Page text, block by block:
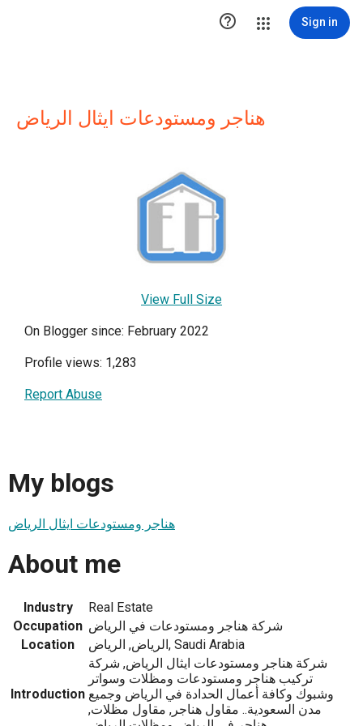
 Sign in
هناجر ومستودعات ايثال الرياض
View Full Size
On Blogger since: February 2022
Profile views: 1,283
Report Abuse
My blogs
هناجر ومستودعات ايثال الرياض
About me
Industry
Real Estate
Occupation شركة هناجر ومستودعات في الرياض
Location
الرياض, الرياض, Saudi Arabia
Introduction
شركة هناجر ومستودعات ايثال الرياض, شركة
تركيب هناجر ومستودعات ومظلات وسواتر
وشبوك وكافة أعمال الحدادة في الرياض وجميع
مدن السعودية.. مقاول هناجر, مقاول مظلات,